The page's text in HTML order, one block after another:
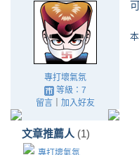
專打壞氣氛
等級：7
留言｜ 加入好友
文章推薦人 (1)
專打壞氣氛